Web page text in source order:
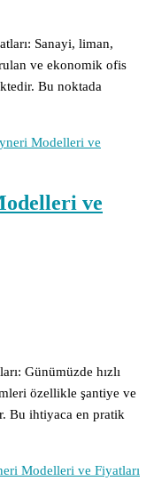
Sanayi, liman,
ve ekonomik ofis
Bu noktada
Modelleri ve
ve
Günümüzde hızlı
özellikle şantiye ve
Bu ihtiyaca en pratik
Modelleri ve Fiyatları